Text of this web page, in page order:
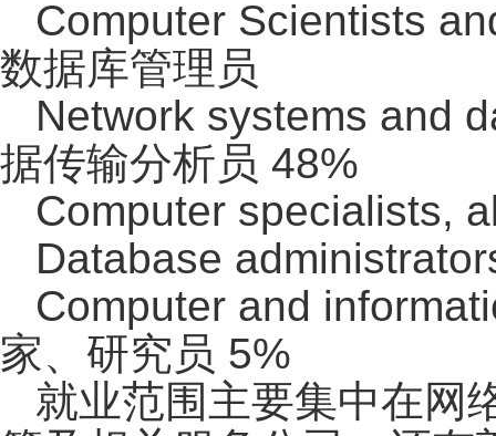
Computer Scientists
数据库管理员
Network systems and
据传输分析员 48%
Computer specialists,
Database
Computer and
家、研究员 5%
就业范围主要集中在网